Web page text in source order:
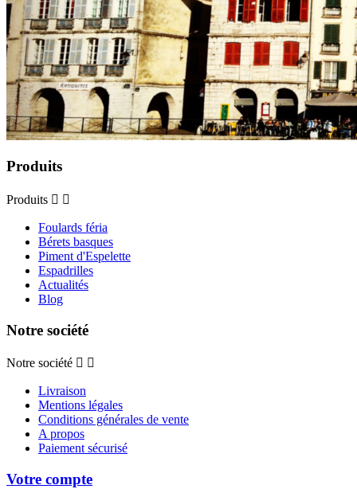
Produits
Produits  
Foulards féria
Bérets basques
Piment d'Espelette
Espadrilles
Actualités
Blog
Notre société
Notre société  
Livraison
Mentions légales
Conditions générales de vente
A propos
Paiement sécurisé
Votre compte